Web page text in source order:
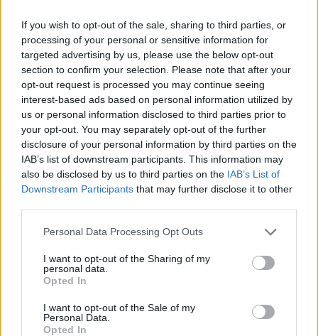
If you wish to opt-out of the sale, sharing to third parties, or
processing of your personal or sensitive information for
targeted advertising by us, please use the below opt-out
section to confirm your selection. Please note that after your
opt-out request is processed you may continue seeing
interest-based ads based on personal information utilized by
us or personal information disclosed to third parties prior to
your opt-out. You may separately opt-out of the further
disclosure of your personal information by third parties on the
IAB’s list of downstream participants. This information may
also be disclosed by us to third parties on the IAB’s List of
Downstream Participants that may further disclose it to other
Please note that this website/app uses one or more Google
not limited to your visit or usage behaviour. You may click to
grant or deny consent to Google and its third-party tags to
use your data for below specified purposes in below Google
consent section.
Personal Data Processing Opt Outs
I want to opt-out of the Sharing of my
personal data.
Opted In
I want to opt-out of the Sale of my
Personal Data.
Opted In
AiAdhubMedia